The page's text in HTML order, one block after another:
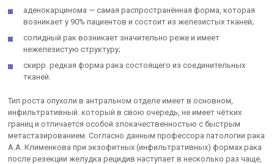
аденокарцинома — самая распространённая форма, которая
возникает у 90% пациентов и состоит из железистых тканей;
солидный рак возникает значительно реже и имеет
нежелезистую структуру;
скирр. редкая форма рака состоящего из соединительных
тканей.
Тип роста опухоли в антральном отделе имеет в основном,
инфильтративный. который в свою очередь, не имеет чётких
границ и отличается особой злокачественностью с быстрым
метастазированием. Согласно данным профессора патологии рака
А.А. Клименкова при экзофитных (инфильтративных) формах рака
после резекции желудка рецидив наступает в несколько раз чаще,